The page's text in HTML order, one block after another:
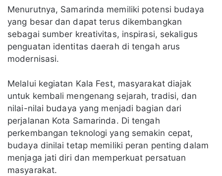
Menurutnya, Samarinda memiliki potensi budaya
yang besar dan dapat terus dikembangkan
sebagai sumber kreativitas, inspirasi, sekaligus
penguatan identitas daerah di tengah arus
modernisasi.
Melalui kegiatan Kala Fest, masyarakat diajak
untuk kembali mengenang sejarah, tradisi, dan
nilai-nilai budaya yang menjadi bagian dari
perjalanan Kota Samarinda. Di tengah
perkembangan teknologi yang semakin cepat,
budaya dinilai tetap memiliki peran penting dalam
menjaga jati diri dan memperkuat persatuan
masyarakat.